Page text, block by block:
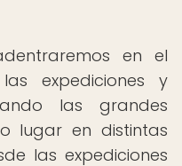
en el
expediciones y
las grandes
lugar en distintas
las expediciones